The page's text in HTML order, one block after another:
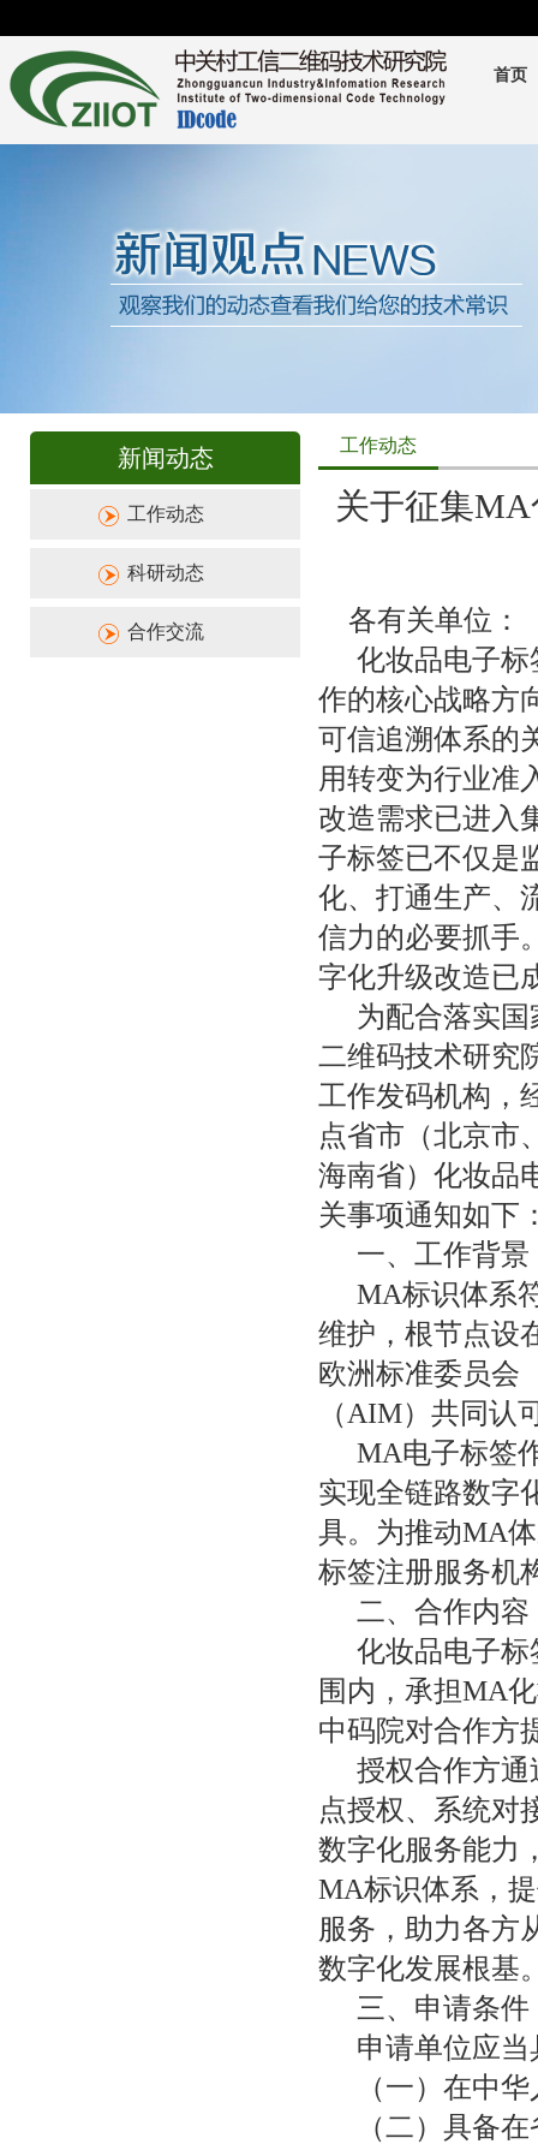
首页
新闻动态
工作动态
科研动态
合作交流
工作动态
关于征集
各有关单位：
化妆品电子
作的核心战略方
可信追溯体系的
用转变为行业准
改造需求已进入
子标签已不仅是
化、打通生产、
信力的必要抓手
字化升级改造已
为配合落实
二维码技术研究
工作发码机构，
点省市（北京市
海南省）化妆品
关事项通知如下
一、工作背景
MA标识体系
维护，根节点设
欧洲标准委员会
（AIM）共同认
MA电子标签
实现全链路数字
具。为推动MA
标签注册服务机
二、合作内容
化妆品电子
围内，承担MA
中码院对合作方
授权合作方
点授权、系统对
数字化服务能力
MA标识体系，
服务，助力各方
数字化发展根基
三、申请条件
申请单位应
（一）在中
（二）具备